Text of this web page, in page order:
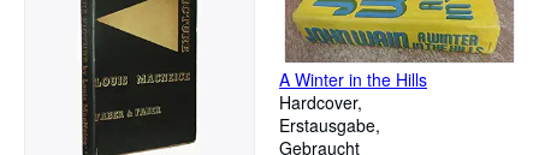
A Winter in the Hills
Hardcover
Erstausgabe
Gebraucht